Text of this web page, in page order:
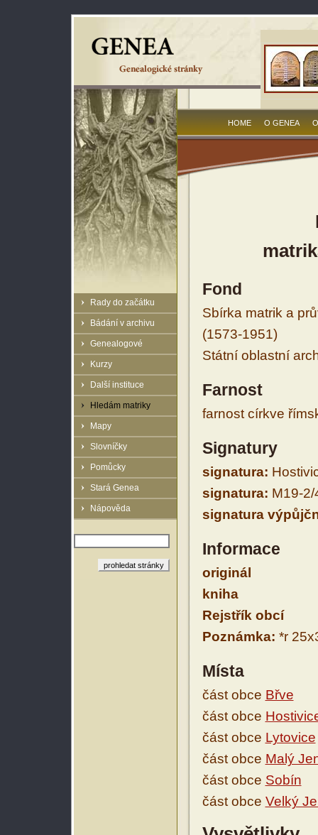
Rady do začátku
Bádání v archivu
Genealogové
Kurzy
Další instituce
Hledám matriky
Mapy
Slovníčky
Pomůcky
Stará Genea
Nápověda
HOME O GENEA
Fond
Sbírka matrik a
(1573-1951)
Státní oblastní
Farnost
farnost církve
Signatury
signatura:
signatura: M19-2/
signatura
Informace
originál
kniha
Rejstřík obcí
Poznámka: *r
Místa
část obce Břve
část obce
část obce Lytovice
část obce Malý
část obce Sobín
část obce Velký